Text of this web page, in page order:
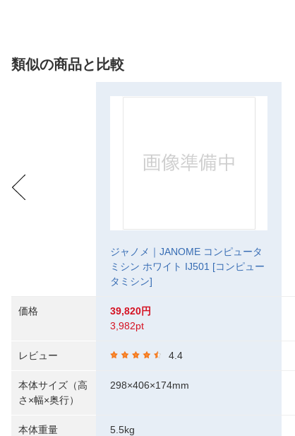
類似の商品と比較
価格
レビュー
本体サイズ（高
さ×幅×奥行）
本体重量
ジャノメ｜JANOME コンピュータ
ミシン ホワイト IJ501 [コンピュー
タミシン]
39,820円
3,982pt
4.4
298×406×174mm
5.5kg